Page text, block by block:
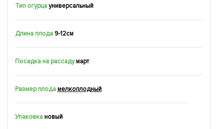
Тип огурцауниверсальный
Длина плода 9-12см
Посадка на рассаду март
Размер плодамелкоплодный
Упаковкановый